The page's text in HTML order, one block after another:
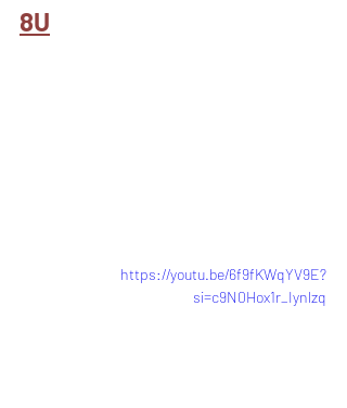
8U
https://youtu.be/6f9fKWqYV9E?
si=c9N0Hox1r_Iynlzq